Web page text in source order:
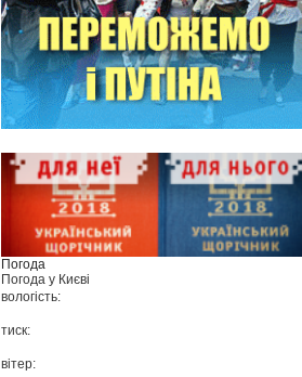
Погода
Погода у Києві
вологість:
тиск:
вітер: